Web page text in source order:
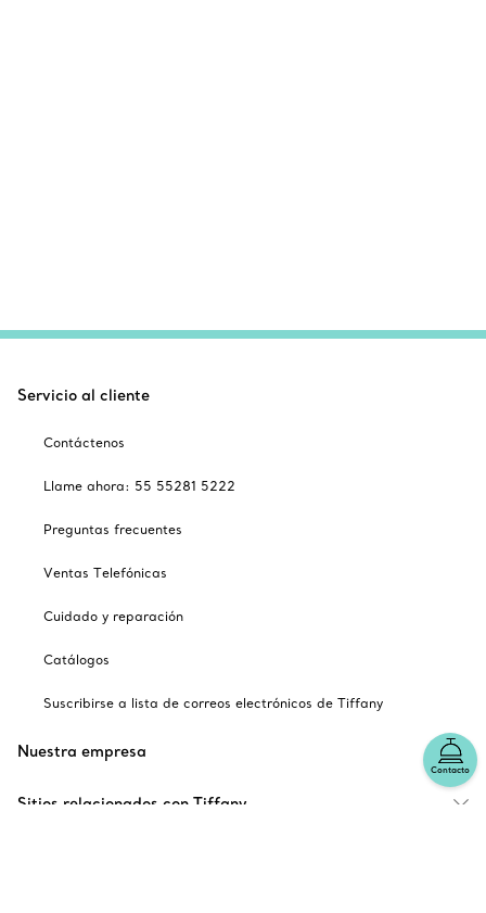
Contacto
Servicio al cliente
Contáctenos
Llame ahora: 55 55281 5222
Preguntas frecuentes
Ventas Telefónicas
Cuidado y reparación
Catálogos
Suscribirse a lista de correos electrónicos de Tiffany
Nuestra empresa
Sitios relacionados con Tiffany